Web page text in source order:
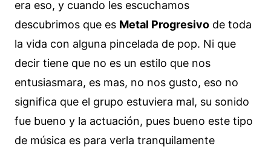
era eso, y cuando les escuchamos
descubrimos que es Metal Progresivo de toda
la vida con alguna pincelada de pop. Ni que
decir tiene que no es un estilo que nos
entusiasmara, es mas, no nos gusto, eso no
significa que el grupo estuviera mal, su sonido
fue bueno y la actuación, pues bueno este tipo
de música es para verla tranquilamente